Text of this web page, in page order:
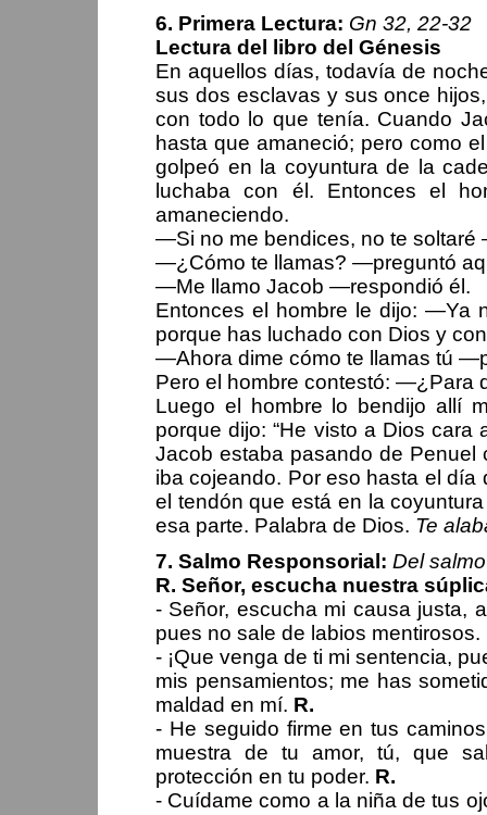
6. Primera Lectura: Gn 32, 22-32
Lectura del libro del Génesis
En aquellos días, todavía de
sus dos esclavas y sus once
con todo lo que tenía. Cuando
hasta que amaneció; pero como
golpeó en la coyuntura de la
luchaba con él. Entonces el
amaneciendo.
—Si no me bendices, no te
—¿Cómo te llamas? —preguntó
—Me llamo Jacob —respondió él.
Entonces el hombre le dijo: —Ya
porque has luchado con Dios y
—Ahora dime cómo te llamas tú
Pero el hombre contestó: —¿Para
Luego el hombre lo bendijo allí
porque dijo: “He visto a Dios cara
Jacob estaba pasando de
iba cojeando. Por eso hasta el
el tendón que está en la
esa parte. Palabra de Dios. Te
7. Salmo Responsorial: Del
R. Señor, escucha nuestra
- Señor, escucha mi causa justa,
pues no sale de labios mentirosos.
- ¡Que venga de ti mi sentencia,
mis pensamientos; me has
maldad en mí. R.
- He seguido firme en tus
muestra de tu amor, tú, que
protección en tu poder. R.
- Cuídame como a la niña de tus